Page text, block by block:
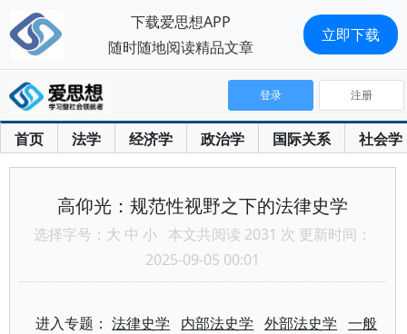
首页 法学 经济学 政治学 国际关系 社会学
登录 注册
高仰光：规范性视野之下的法律史学
选择字号： 大 中 小 本文共阅读 2031 次 更新时间：
2025-09-05 00:01
进入专题：法律史学 内部法史学 外部法史学
一般
下载爱思想APP
随时随地阅读精品文章
立即下载